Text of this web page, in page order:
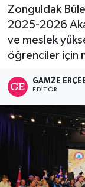
Zonguldak
2025-2026
ve meslek
öğrenciler için
GAMZE
EDITÖR
RESMİ
SİYASET
SAĞLIK
GÜNCEL
RESMİ İLAN
Haber